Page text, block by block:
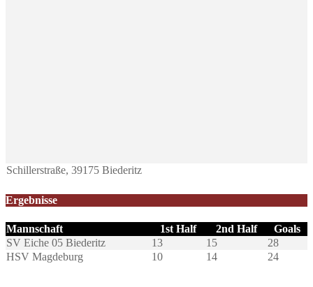
Schillerstraße, 39175 Biederitz
Ergebnisse
Mannschaft 1st Half 2nd Half
Goals
SV Eiche 05 Biederitz
13 15
28
HSV Magdeburg
10 14 24